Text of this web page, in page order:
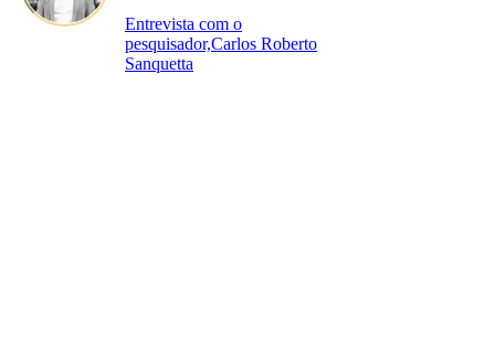
Entrevista com o
pesquisador,Carlos Roberto
Sanquetta